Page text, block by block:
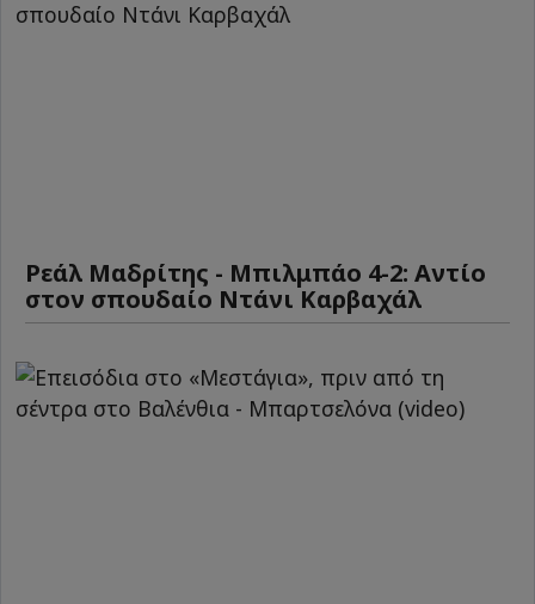
Ρεάλ Μαδρίτης - Μπιλμπάο 4-2: Αντίο
στον σπουδαίο Ντάνι Καρβαχάλ